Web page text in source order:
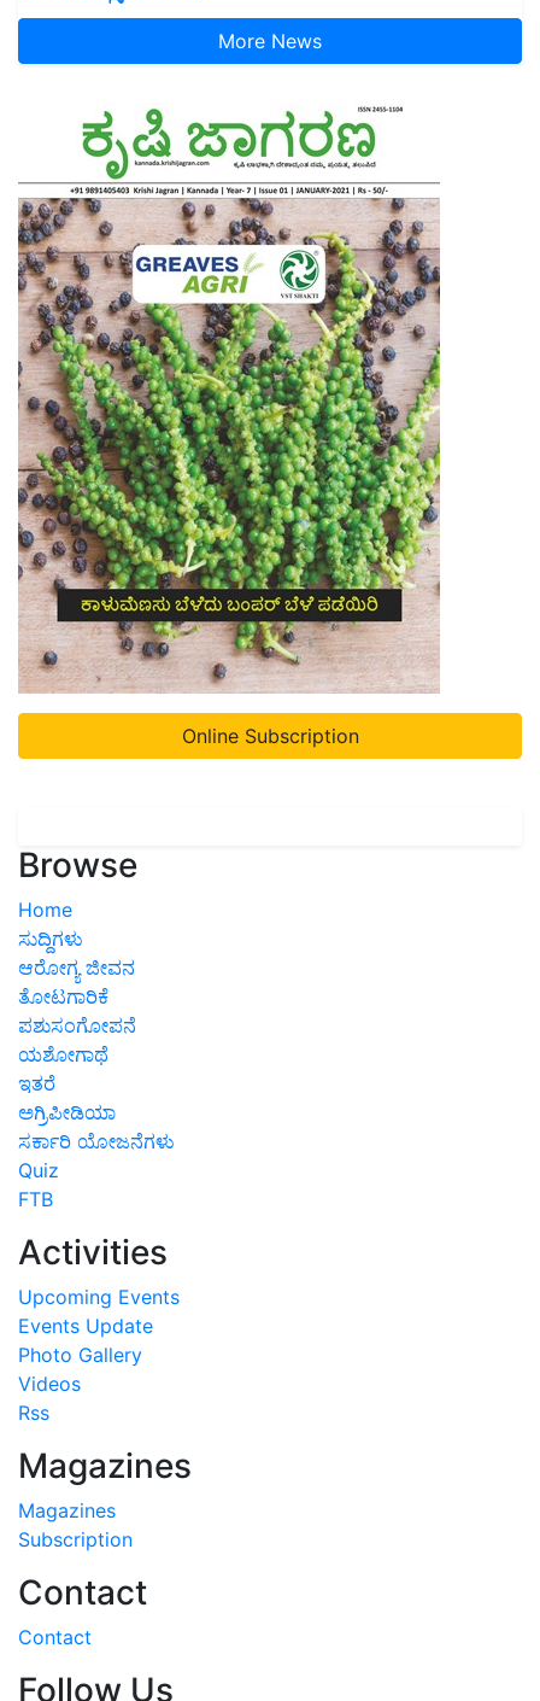
More News
Online Subscription
Browse
Home
ಸುದ್ದಿಗಳು
ಆರೋಗ್ಯ ಜೀವನ
ತೋಟಗಾರಿಕೆ
ಪಶುಸಂಗೋಪನೆ
ಯಶೋಗಾಥೆ
ಇತರೆ
ಅಗ್ರಿಪೀಡಿಯಾ
ಸರ್ಕಾರಿ ಯೋಜನೆಗಳು
Quiz
FTB
Activities
Upcoming Events
Events Update
Photo Gallery
Videos
Rss
Magazines
Magazines
Subscription
Contact
Contact
Follow Us